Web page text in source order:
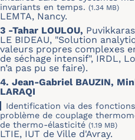
invariants en temps. (1.34 MB)
LEMTA, Nancy.
3 -Tahar LOULOU,
LE BIDEAU, "Solution
valeurs propres complexes
de séchage intensif", IRDL,
n’a pas pu se faire).
4. Jean-Gabriel BAUZIN,
LARAQI
Identification via des
problème de couplage
de thermo-élasticité (1.19 MB)
LTIE, IUT de Ville d'Avray.